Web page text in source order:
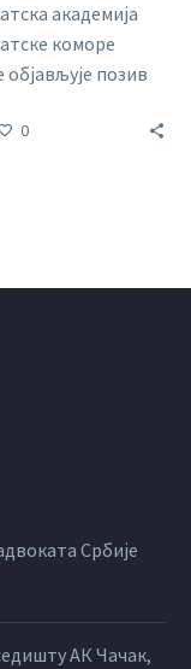
академија
коморе
објављује позив
надо wхатевер
0
Србије
АК Чачак,